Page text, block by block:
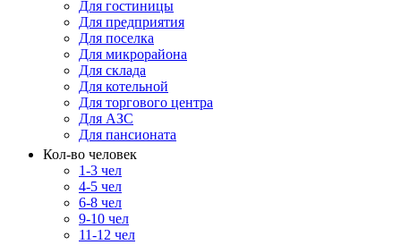
Для гостиницы
Для предприятия
Для поселка
Для микрорайона
Для склада
Для котельной
Для торгового центра
Для АЗС
Для пансионата
Кол-во человек
1-3 чел
4-5 чел
6-8 чел
9-10 чел
11-12 чел